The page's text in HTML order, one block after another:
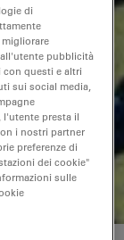
o per
guida e gli
linee guida
parti e
lubrificanti,
farmaceutici
di
pubblicità
con questi e altri
sui social media,
l'utente presta il
i nostri partner
preferenze di
dei cookie"
sulle